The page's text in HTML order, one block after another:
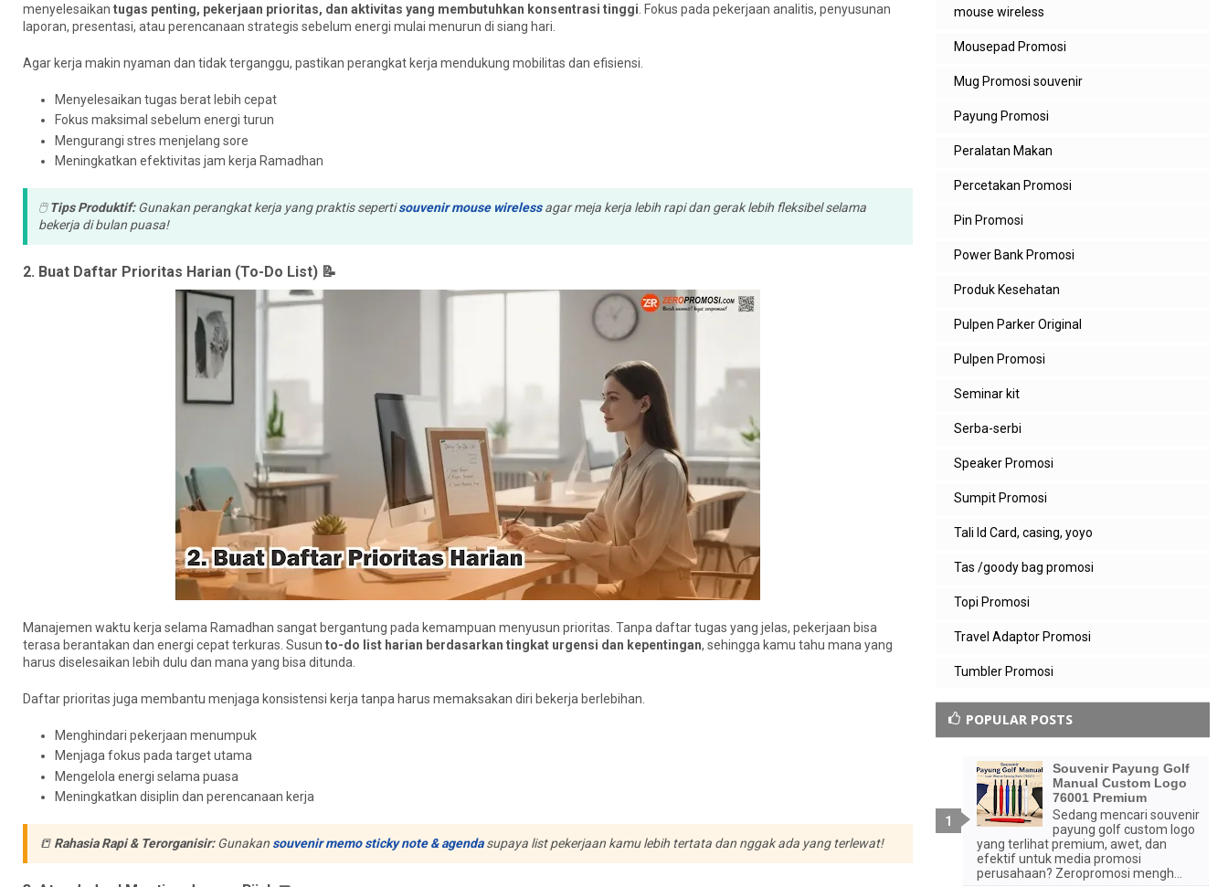
menyelesaikan tugas penting, pekerjaan prioritas, dan aktivitas yang membutuhkan konsentrasi tinggi . Fokus pada pekerjaan analitis, penyusunan
laporan, presentasi, atau perencanaan strategis sebelum energi mulai menurun di siang hari.
Agar kerja makin nyaman dan tidak terganggu, pastikan perangkat kerja mendukung mobilitas dan efisiensi.
Menyelesaikan tugas berat lebih cepat
Fokus maksimal sebelum energi turun
Mengurangi stres menjelang sore
Meningkatkan efektivitas jam kerja Ramadhan
🖱️Tips Produktif:Gunakan perangkat kerja yang praktis sepertisouvenir mouse wirelessagar meja kerja lebih rapi dan gerak lebih fleksibel selama
bekerja di bulan puasa!
2. Buat Daftar Prioritas Harian (To-Do List) 📝
Manajemen waktu kerja selama Ramadhan sangat bergantung pada kemampuan menyusun prioritas. Tanpa daftar tugas yang jelas, pekerjaan bisa
terasa berantakan dan energi cepat terkuras. Susun to-do list harian berdasarkan tingkat urgensi dan kepentingan, sehingga kamu tahu mana yang
harus diselesaikan lebih dulu dan mana yang bisa ditunda.
Daftar prioritas juga membantu menjaga konsistensi kerja tanpa harus memaksakan diri bekerja berlebihan.
Menghindari pekerjaan menumpuk
Menjaga fokus pada target utama
Mengelola energi selama puasa
Meningkatkan disiplin dan perencanaan kerja
📒 Rahasia Rapi & Terorganisir:Gunakan souvenir memo sticky note & agendasupaya list pekerjaan kamu lebih tertata dan nggak ada yang terlewat!
mouse wireless
Mousepad Promosi
Mug Promosi souvenir
Payung Promosi
Peralatan Makan
Percetakan Promosi
Pin Promosi
Power Bank Promosi
Produk Kesehatan
Pulpen Parker Original
Pulpen Promosi
Seminar kit
Serba-serbi
Speaker Promosi
Sumpit Promosi
Tali Id Card, casing, yoyo
Tas /goody bag promosi
Topi Promosi
Travel Adaptor Promosi
Tumbler Promosi
POPULAR POSTS
Souvenir Payung Golf
Manual Custom Logo
76001 Premium
Sedang mencari souvenir
payung golf custom logo
yang terlihat premium, awet, dan
efektif untuk media promosi
perusahaan? Zeropromosi mengh...